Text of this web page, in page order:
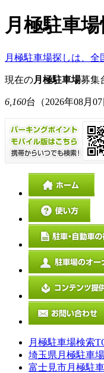
月極駐車
月極駐車場探しは、
現在の月極駐車場募集
6,160台 （2026年08月
月極駐車場検索
埼玉県月極駐車場
富士見市月極駐